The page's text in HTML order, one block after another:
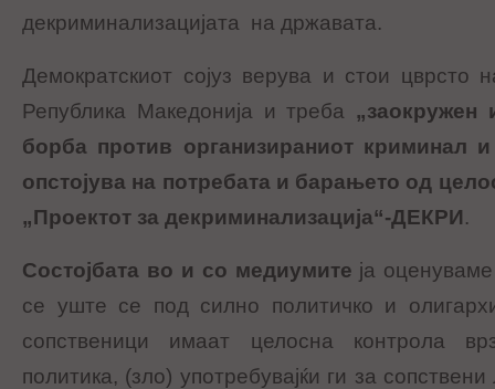
декриминализацијата на државата.
Демократскиот сојуз верува и стои цврсто
Република Македонија и треба „заокружен
борба против организираниот криминал и
опстојува на потребата и барањето од
„Проектот за декриминализација“-ДЕКРИ.
Состојбата во и со медиумите ја
се уште се под силно политичко и
сопственици имаат целосна контрола
политика, (зло) употребувајќи ги за